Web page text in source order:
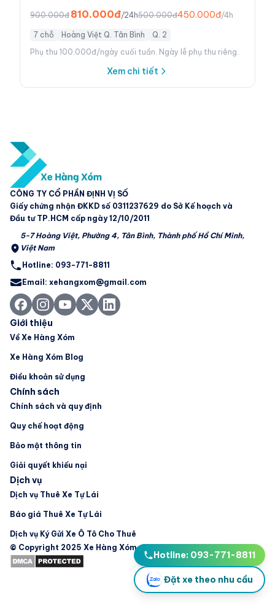
900.000đ 810.000đ/24h500.000đ450.000đ/4h
7 chỗ Hoàng Việt Q. Tân Bình
Q. 2
Phụ thu 100.000đ/ngày cuối tuần. Ngày lễ phụ thu riêng.
Xem chi tiết
CÔNG TY CỔ PHẦN ĐỊNH VỊ SỐ
Giấy chứng nhận ĐKKD số 0311237629 do Sở Kế hoạch và
Đầu tư TP.HCM cấp ngày 12/10/2011
5-7 Hoàng Việt, Phường 4, Tân Bình, Thành phố Hồ Chí Minh,
Việt Nam
Hotline: 093-771-8811
Email: xehangxom@gmail.com
Giới thiệu
Về Xe Hàng Xóm
Xe Hàng Xóm Blog
Điều khoản sử dụng
Chính sách
Chính sách và quy định
Quy chế hoạt động
Bảo mật thông tin
Giải quyết khiếu nại
Dịch vụ
Dịch vụ Thuê Xe Tự Lái
Báo giá Thuê Xe Tự Lái
Dịch vụ Ký Gửi Xe Ô Tô Cho Thuê
© Copyright 2025 Xe Hàng Xóm. All Rights Reserved
Hotline: 093-771-8811
Đặt xe theo nhu cầu